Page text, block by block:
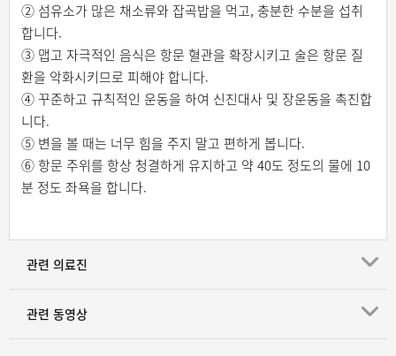
② 섬유소가 많은 채소류와 잡곡밥을 먹고, 충분한 수분을 섭취
합니다.
③ 맵고 자극적인 음식은 항문 혈관을 확장시키고 술은 항문 질
환을 악화시키므로 피해야 합니다.
④ 꾸준하고 규칙적인 운동을 하여 신진대사 및 장운동을 촉진합
니다.
⑤ 변을 볼 때는 너무 힘을 주지 말고 편하게 봅니다.
⑥ 항문 주위를 항상 청결하게 유지하고 약 40도 정도의 물에 10
분 정도 좌욕을 합니다.
관련 의료진
관련 동영상